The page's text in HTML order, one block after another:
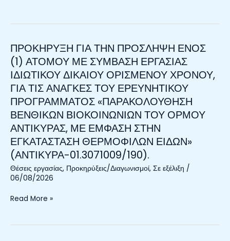
ΤΙΣ
ΑΝΑΓΚΕΣ
ΤΟΥ
ΕΡΕΥΝΗΤΙΚΟΥ
ΠΡΟΓΡΑΜΜΑΤΟΣ
«DIVERSIFY4FUTURE»
ΜΕ
(03.6022601/001).
ΠΡΟΚΗΡΥΞΗ ΓΙΑ ΤΗΝ ΠΡΟΣΛΗΨΗ ΕΝΟΣ
(1) ΑΤΟΜΟΥ ΜΕ ΣΥΜΒΑΣΗ ΕΡΓΑΣΙΑΣ
ΙΔΙΩΤΙΚΟΥ ΔΙΚΑΙΟΥ ΟΡΙΣΜΕΝΟΥ ΧΡΟΝΟΥ,
ΓΙΑ ΤΙΣ ΑΝΑΓΚΕΣ ΤΟΥ ΕΡΕΥΝΗΤΙΚΟΥ
ΠΡΟΓΡΑΜΜΑΤΟΣ «ΠΑΡΑΚΟΛΟΥΘΗΣΗ
ΒΕΝΘΙΚΩΝ ΒΙΟΚΟΙΝΩΝΙΩΝ ΤΟΥ ΟΡΜΟΥ
ΑΝΤΙΚΥΡΑΣ, ΜΕ ΕΜΦΑΣΗ ΣΤΗΝ
ΕΓΚΑΤΑΣΤΑΣΗ ΘΕΡΜΟΦΙΛΩΝ ΕΙΔΩΝ»
(ΑΝΤΙΚΥΡΑ-01.3071009/190).
Θέσεις εργασίας, Προκηρύξεις/Διαγωνισμοί, Σε εξέλιξη /
06/08/2026
ΠΡΟΚΗΡΥΞΗ
ΓΙΑ
ΤΗΝ
ΠΡΟΣΛΗΨΗ
ΕΝΟΣ
ΑΤΟΜΟΥ
ΜΕ
ΣΥΜΒΑΣΗ
ΕΡΓΑΣΙΑΣ
ΙΔΙΩΤΙΚΟΥ
ΔΙΚΑΙΟΥ
ΟΡΙΣΜΕΝΟΥ
ΓΙΑ
ΑΝΑΓΚΕΣ
Read More »